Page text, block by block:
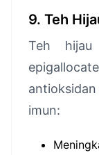
9. Teh
Teh
imun: